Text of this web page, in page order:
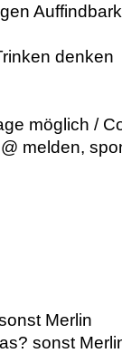
denken
möglich /
melden,
Merlin
sonst